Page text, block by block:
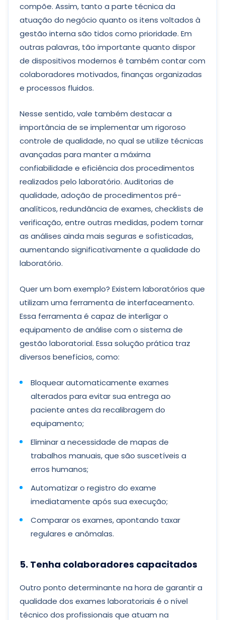
compõe. Assim, tanto a parte técnica da
atuação do negócio quanto os itens voltados à
gestão interna são tidos como prioridade. Em
outras palavras, tão importante quanto dispor
de dispositivos modernos é também contar com
colaboradores motivados, finanças organizadas
e processos fluidos.
Nesse sentido, vale também destacar a
importância de se implementar um rigoroso
controle de qualidade, no qual se utilize técnicas
avançadas para manter a máxima
confiabilidade e eficiência dos procedimentos
realizados pelo laboratório. Auditorias de
qualidade, adoção de procedimentos pré-
analíticos, redundância de exames, checklists de
verificação, entre outras medidas, podem tornar
as análises ainda mais seguras e sofisticadas,
aumentando significativamente a qualidade do
laboratório.
Quer um bom exemplo? Existem laboratórios que
utilizam uma ferramenta de interfaceamento.
Essa ferramenta é capaz de interligar o
equipamento de análise com o sistema de
gestão laboratorial. Essa solução prática traz
diversos benefícios, como:
Bloquear automaticamente exames
alterados para evitar sua entrega ao
paciente antes da recalibragem do
equipamento;
Eliminar a necessidade de mapas de
trabalhos manuais, que são suscetíveis a
erros humanos;
Automatizar o registro do exame
imediatamente após sua execução;
Comparar os exames, apontando taxar
regulares e anômalas.
5. Tenha colaboradores capacitados
Outro ponto determinante na hora de garantir a
qualidade dos exames laboratoriais é o nível
técnico dos profissionais que atuam na